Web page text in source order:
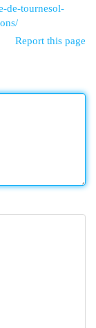
de-tournesol-
Report this page